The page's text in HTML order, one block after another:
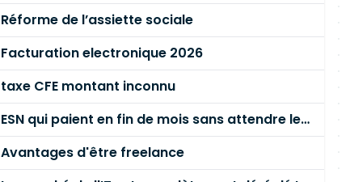
Réforme de l’assiette sociale
Facturation electronique 2026
taxe CFE montant inconnu
ESN qui paient en fin de mois sans attendre le paiement client ?
Avantages d'être freelance